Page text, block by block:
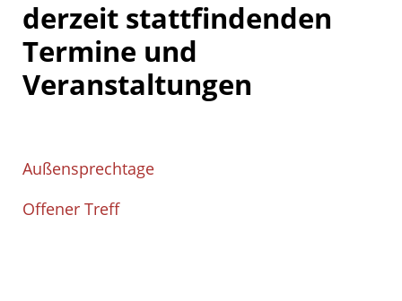
derzeit stattfindenden
Termine und
Veranstaltungen
Außensprechtage
Offener Treff